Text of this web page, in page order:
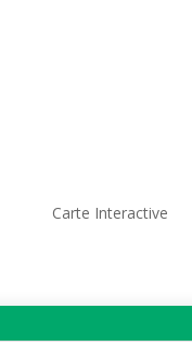
Carte Interactive